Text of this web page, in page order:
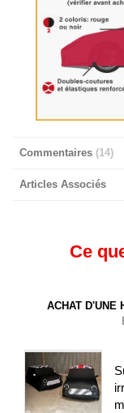
Commentaires 14
Articles Associés
Ce
ACHAT D'UNE